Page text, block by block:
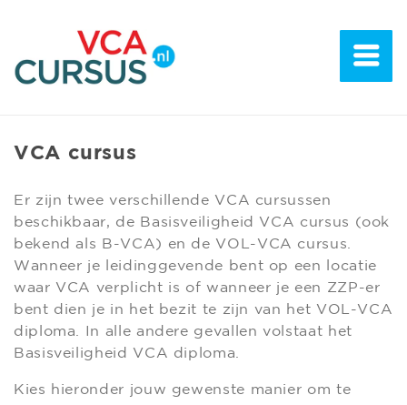
VCA cursus
Er zijn twee verschillende VCA cursussen
beschikbaar, de Basisveiligheid VCA cursus (ook
bekend als B-VCA) en de VOL-VCA cursus.
Wanneer je leidinggevende bent op een locatie
waar VCA verplicht is of wanneer je een ZZP-er
bent dien je in het bezit te zijn van het VOL-VCA
diploma. In alle andere gevallen volstaat het
Basisveiligheid VCA diploma.
Kies hieronder jouw gewenste manier om te